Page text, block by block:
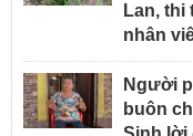
Lan,
nhân
Người
buôn